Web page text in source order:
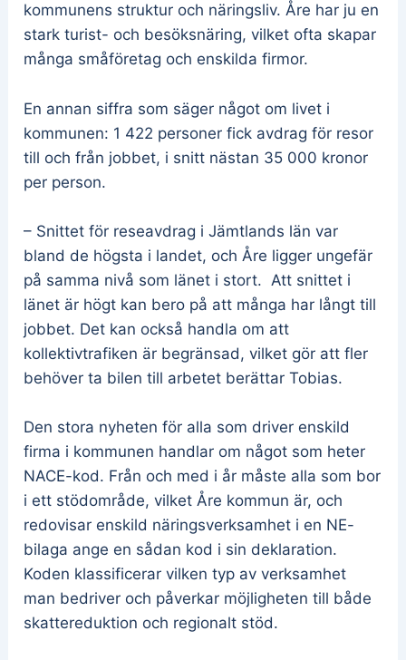
kommunens struktur och näringsliv. Åre har ju en
stark turist- och besöksnäring, vilket ofta skapar
många småföretag och enskilda firmor.
En annan siffra som säger något om livet i
kommunen: 1 422 personer fick avdrag för resor
till och från jobbet, i snitt nästan 35 000 kronor
per person.
– Snittet för reseavdrag i Jämtlands län var
bland de högsta i landet, och Åre ligger ungefär
på samma nivå som länet i stort. Att snittet i
länet är högt kan bero på att många har långt till
jobbet. Det kan också handla om att
kollektivtrafiken är begränsad, vilket gör att fler
behöver ta bilen till arbetet berättar Tobias.
Den stora nyheten för alla som driver enskild
firma i kommunen handlar om något som heter
NACE-kod. Från och med i år måste alla som bor
i ett stödområde, vilket Åre kommun är, och
redovisar enskild näringsverksamhet i en NE-
bilaga ange en sådan kod i sin deklaration.
Koden klassificerar vilken typ av verksamhet
man bedriver och påverkar möjligheten till både
skattereduktion och regionalt stöd.